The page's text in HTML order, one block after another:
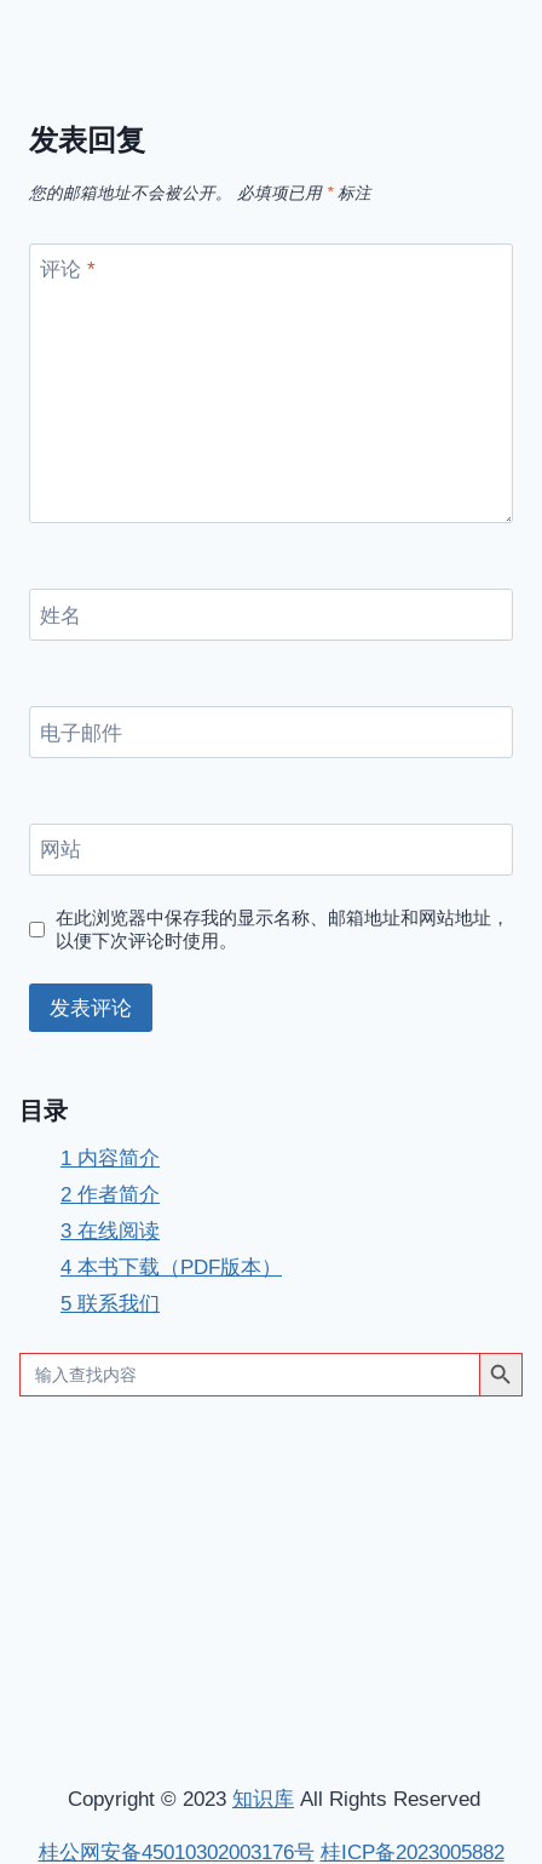
发表回复
您的邮箱地址不会被公开。 必填项已用 *标注
评论 *
姓名
电子邮件
网站
在此浏览器中保存我的显示名称、邮箱地址和网站地址，
以便下次评论时使用。
目录
1 内容简介
2 作者简介
3 在线阅读
4 本书下载（PDF版本）
5 联系我们
Search
for:
搜索按钮
Copyright © 2023 知识库 All Rights Reserved
桂公网安备45010302003176号 桂ICP备2023005882